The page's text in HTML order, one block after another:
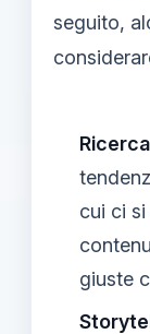
seguito,
cui ci
giuste